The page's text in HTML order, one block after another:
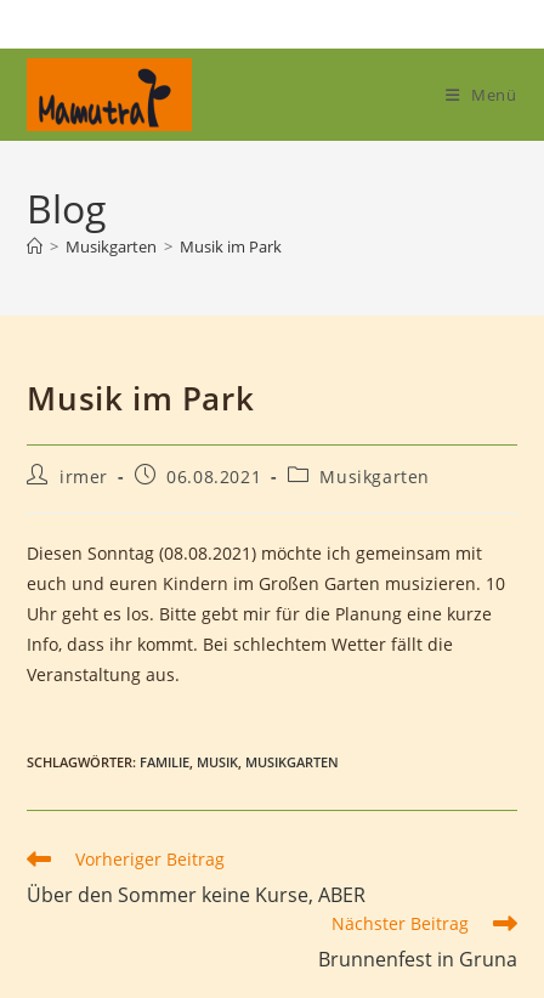
Inhalt
Menü
Blog
> Musikgarten > Musik im Park
Musik im Park
Beitrags-
irmer
Beitrag06.08.2021
Beitrags-
Musikgarten
Diesen Sonntag (08.08.2021) möchte ich gemeinsam mit
euch und euren Kindern im Großen Garten musizieren. 10
Uhr geht es los. Bitte gebt mir für die Planung eine kurze
Info, dass ihr kommt. Bei schlechtem Wetter fällt die
Veranstaltung aus.
SCHLAGWÖRTER: FAMILIE, MUSIK, MUSIKGARTEN
Weitere
Artikel
ansehen
Vorheriger Beitrag
Über den Sommer keine Kurse, ABER
Nächster Beitrag
Brunnenfest in Gruna